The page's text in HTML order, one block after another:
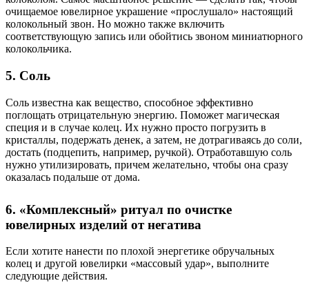
очищаемое ювелирное украшение «прослушало» настоящий
колокольный звон. Но можно также включить
соответствующую запись или обойтись звоном миниатюрного
колокольчика.
5. Соль
Соль известна как вещество, способное эффективно
поглощать отрицательную энергию. Поможет магическая
специя и в случае колец. Их нужно просто погрузить в
кристаллы, подержать денек, а затем, не дотрагиваясь до соли,
достать (подцепить, например, ручкой). Отработавшую соль
нужно утилизировать, причем желательно, чтобы она сразу
оказалась подальше от дома.
6. «Комплексный» ритуал по очистке
ювелирных изделий от негатива
Если хотите нанести по плохой энергетике обручальных
колец и другой ювелирки «массовый удар», выполните
следующие действия.